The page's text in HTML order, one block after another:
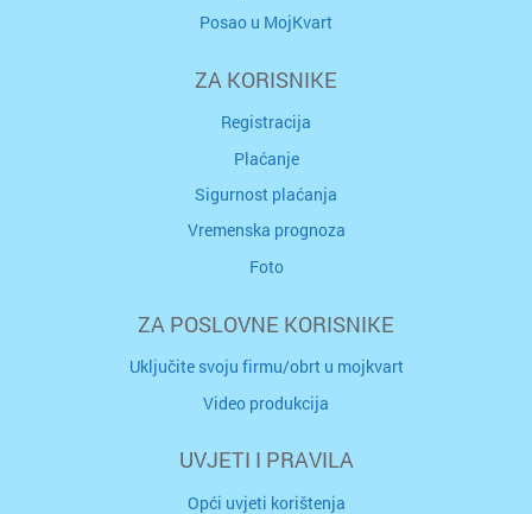
Posao u MojKvart
ZA KORISNIKE
Registracija
Plaćanje
Sigurnost plaćanja
Vremenska prognoza
Foto
ZA POSLOVNE KORISNIKE
Uključite svoju firmu/obrt u mojkvart
Video produkcija
UVJETI I PRAVILA
Opći uvjeti korištenja